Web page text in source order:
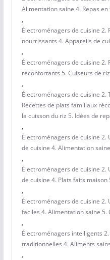
Alimentation saine 4. Repas
,
Électroménagers de cuisine 2.
nourrissants 4. Appareils de
,
Électroménagers de cuisine 2.
réconfortants 5. Cuiseurs de riz
,
Électroménagers de cuisine 2.
Recettes de plats familiaux
la cuisson du riz 5. Idées de
,
Électroménagers de cuisine 2.
de cuisine 4. Alimentation
,
Électroménagers de cuisine 2.
de cuisine 4. Plats faits maison
,
Électroménagers de cuisine 2.
faciles 4. Alimentation saine 5.
,
Électroménagers intelligents
traditionnelles 4. Aliments
,